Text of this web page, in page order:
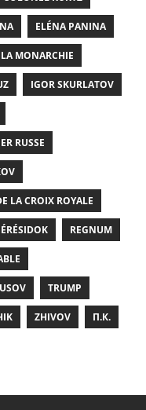
ELÉNA PANINA
MONARCHIE
IGOR SKURLATOV
RUSSE
LA CROIX ROYALE
REGNUM
TRUMP
ZHIVOV П.К.